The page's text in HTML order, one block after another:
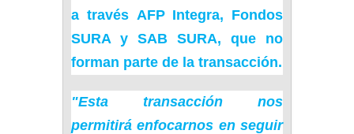
a través AFP Integra, Fondos
SURA y SAB SURA, que no
forman parte de la transacción.
"Esta transacción nos
permitirá enfocarnos en seguir